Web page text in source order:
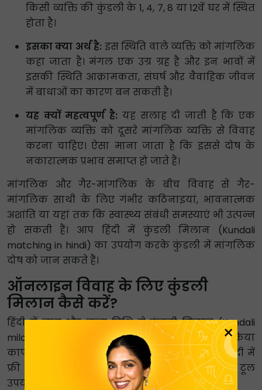
किसी व्यक्ति की कुंडली के 1, 4, 7, 8 या 12वें घर में स्थित
होता है।
इसका क्या अर्थ है: इस स्थिति वाले व्यक्ति को मांगलिक
कहा जाता है। मंगल एक उग्र ग्रह है और इन भावों में
इसकी स्थिति आक्रामकता, संघर्ष और वैवाहिक जीवन
में बाधाओं का कारण बन सकती है।
यह क्यों महत्वपूर्ण है: यह सलाह दी जाती है कि एक
मांगलिक व्यक्ति को दूसरे मांगलिक व्यक्ति से विवाह
करना चाहिए। ऐसा माना जाता है कि इससे दोष के
नकारात्मक प्रभाव समाप्त हो जाते हैं।
मांगलिक और गैर-मांगलिक के बीच विवाह से गैर-
मांगलिक साथी के लिए गंभीर कठिनाइयां, भावनात्मक
अशांति या यहां तक ​​कि स्वास्थ्य संबंधी समस्याएं भी उत्पन्न
हो सकती हैं। आप हिंदी में कुंडली मिलान (Kundali
matching in hindi) का उपयोग करके कुंडली में मांगलिक
दोष को जान सकते हैं।
ऑनलाइन विवाह के लिए कुंडली
मिलान कैसे करें?
हिंदी में नाम और जन्म तिथि से कुंडली मिलान (Kundali
milan by name and date of birth in hindi) की प्रक्रिया
काफी सरल है। आपकी सुविधा के लिए, हमने नीचे हिंदी में
फ्री कुंडली मिलान (Online kundali match in hindi) टूल
उपयोग करने के चरण दिए हैं।
×